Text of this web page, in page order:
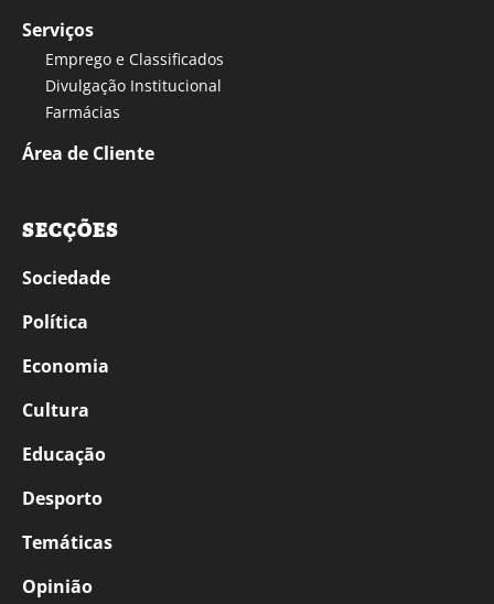
Serviços
Emprego e Classificados
Divulgação Institucional
Farmácias
Área de Cliente
SECÇÕES
Sociedade
Política
Economia
Cultura
Educação
Desporto
Temáticas
Opinião